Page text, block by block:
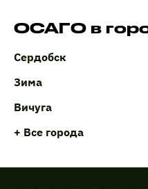
ОСАГО в
Сердобск
Зима
Вичуга
+ Все города